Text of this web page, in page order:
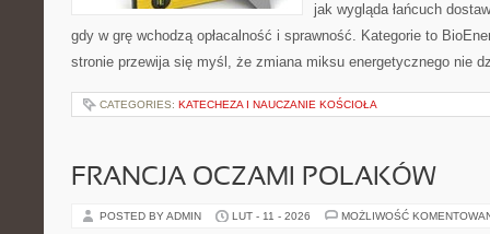
jak wygląda łańcuch
gdy w grę wchodzą opłacalność i sprawność. Kategorie to
stronie przewija się myśl, że zmiana miksu energetycznego nie
CATEGORIES: KATECHEZA I NAUCZANIE KOŚCIOŁA
FRANCJA OCZAMI POLAKÓW
POSTED BY ADMIN LUT - 11 - 2026 MOŻLIWOŚĆ